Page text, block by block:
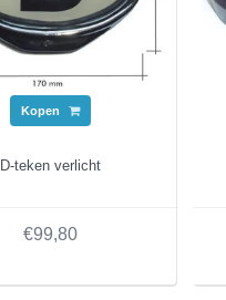
Kopen
D-teken verlicht
€99,80